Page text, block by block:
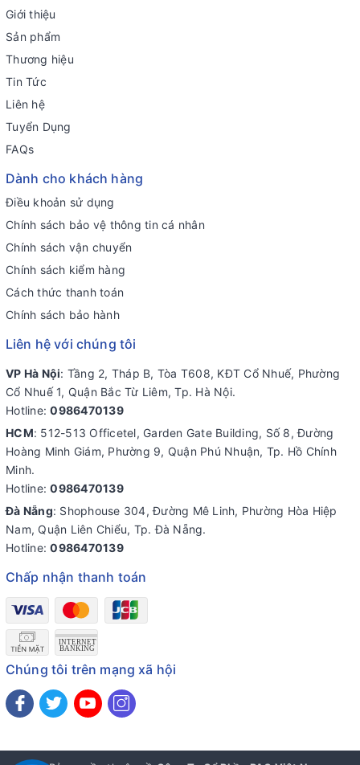
Giới thiệu
Sản phẩm
Thương hiệu
Tin Tức
Liên hệ
Tuyển Dụng
FAQs
Dành cho khách hàng
Điều khoản sử dụng
Chính sách bảo vệ thông tin cá nhân
Chính sách vận chuyển
Chính sách kiểm hàng
Cách thức thanh toán
Chính sách bảo hành
Liên hệ với chúng tôi
VP Hà Nội: Tầng 2, Tháp B, Tòa T608, KĐT Cổ Nhuế, Phường
Cổ Nhuế 1, Quận Bắc Từ Liêm, Tp. Hà Nội.
Hotline:0986470139
HCM: 512-513 Officetel, Garden Gate Building, Số 8, Đường
Hoàng Minh Giám, Phường 9, Quận Phú Nhuận, Tp. Hồ Chính
Minh.
Hotline:0986470139
Đà Nẵng: Shophouse 304, Đường Mê Linh, Phường Hòa Hiệp
Nam, Quận Liên Chiểu, Tp. Đà Nẵng.
Hotline:0986470139
Chấp nhận thanh toán
Chúng tôi trên mạng xã hội